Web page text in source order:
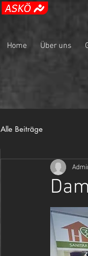
Home Über uns
Alle Beiträge